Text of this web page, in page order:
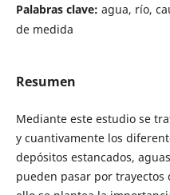
Palabras clave: agua, río,
de medida
Resumen
Mediante este estudio se
y cuantivamente los
depósitos estancados,
pueden pasar por